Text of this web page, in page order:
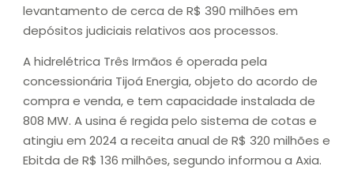
levantamento de cerca de R$ 390 milhões em
depósitos judiciais relativos aos processos.
A hidrelétrica Três Irmãos é operada pela
concessionária Tijoá Energia, objeto do acordo de
compra e venda, e tem capacidade instalada de
808 MW. A usina é regida pelo sistema de cotas e
atingiu em 2024 a receita anual de R$ 320 milhões e
Ebitda de R$ 136 milhões, segundo informou a Axia.